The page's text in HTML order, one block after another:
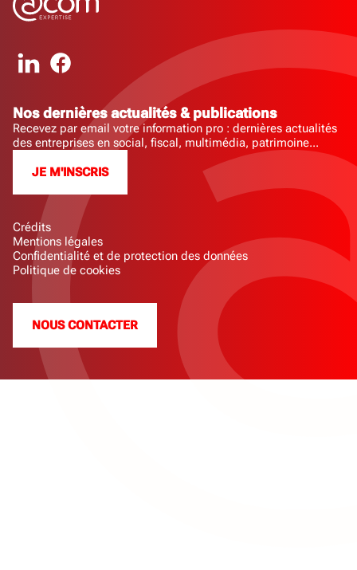
Crédits
Mentions légales
Confidentialité et de protection des données
Politique de cookies
NOUS CONTACTER
Nos dernières actualités & publications
Recevez par email votre information pro : dernières actualités
des entreprises en social, fiscal, multimédia, patrimoine...
JE M'INSCRIS